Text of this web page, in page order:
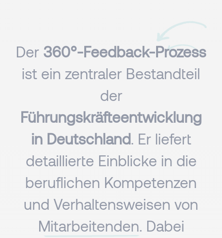
Der 360°-Feedback-Prozess
ist ein zentraler Bestandteil
der
Führungskräfteentwicklung
in Deutschland. Er liefert
detaillierte Einblicke in die
beruflichen Kompetenzen
und Verhaltensweisen von
Mitarbeitenden. Dabei